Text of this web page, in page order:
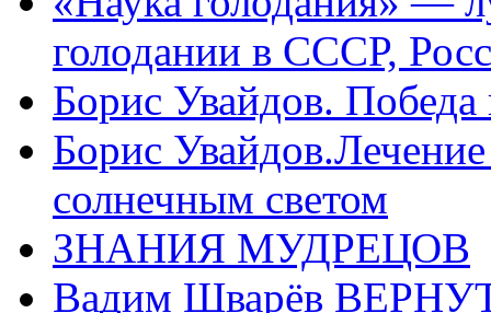
голодании в СССР,
Борис Увайдов.
Борис
солнечным светом
ЗНАНИЯ МУДРЕЦОВ
Вадим Шварёв